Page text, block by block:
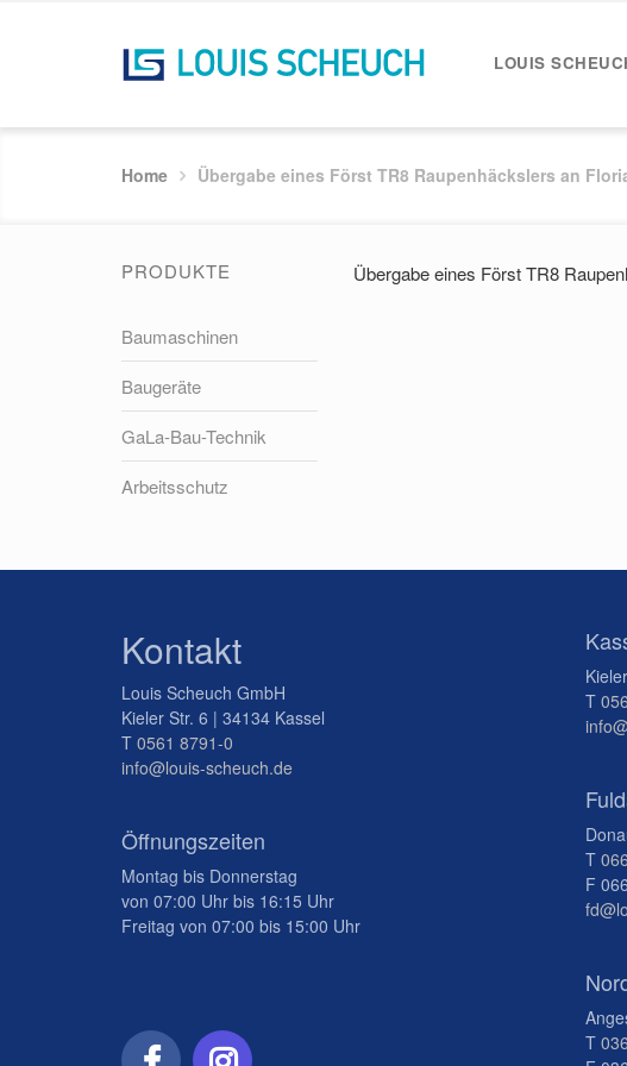
LOUIS
Home Übergabe eines Först TR8 Raupenhäckslers an
PRODUKTE
Baumaschinen
Baugeräte
GaLa-Bau-Technik
Arbeitsschutz
Übergabe eines Först TR8
Kontakt
Louis Scheuch GmbH
Kieler Str. 6 | 34134 Kassel
T 0561 8791-0
info@louis-scheuch.de
Öffnungszeiten
Montag bis Donnerstag
von 07:00 Uhr bis 16:15 Uhr
Freitag von 07:00 bis 15:00 Uhr
T
T
F
T